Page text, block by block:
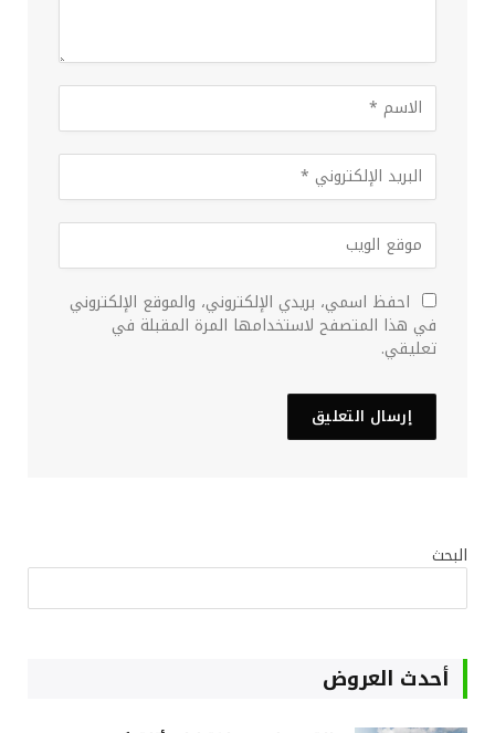
احفظ اسمي، بريدي الإلكتروني، والموقع الإلكتروني
في هذا المتصفح لاستخدامها المرة المقبلة في
تعليقي.
البحث
أحدث العروض